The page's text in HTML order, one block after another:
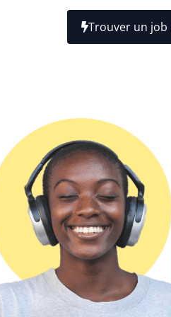
Trouver un job